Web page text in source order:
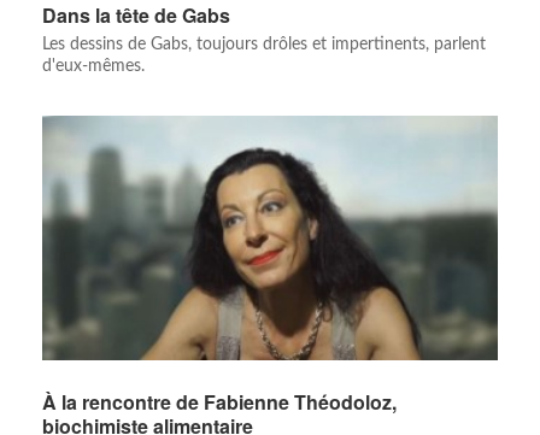
Dans la tête de Gabs
Les dessins de Gabs, toujours drôles et impertinents, parlent
d'eux-mêmes.
À la rencontre de Fabienne Théodoloz,
biochimiste alimentaire